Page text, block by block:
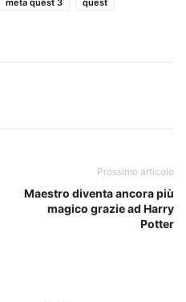
Prossimo articolo
Maestro diventa ancora più
magico grazie ad Harry
Potter